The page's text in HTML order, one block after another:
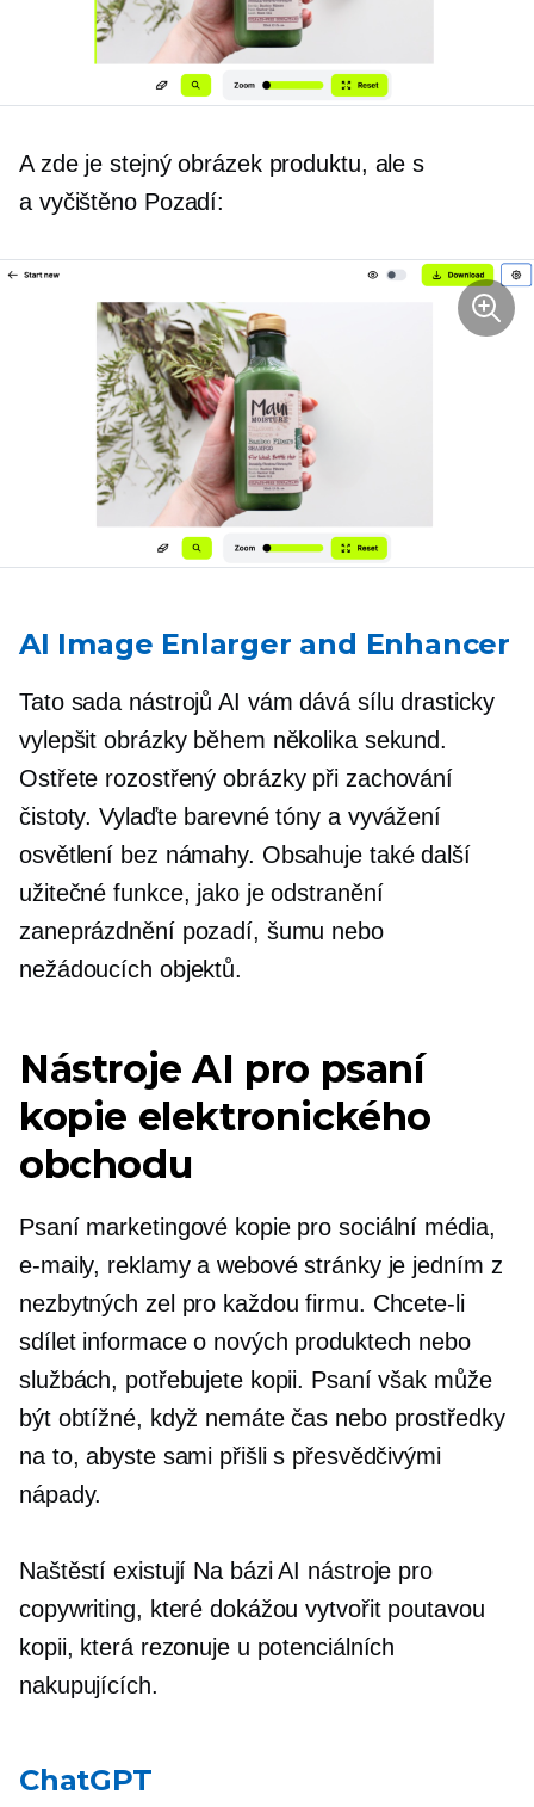
A zde je stejný obrázek produktu, ale s
a vyčištěnoPozadí:
AI Image Enlarger and Enhancer
Tato sada nástrojů AI vám dává sílu drasticky
vylepšit obrázky během několika sekund.
Ostřete rozostřený obrázky při zachování
čistoty. Vylaďte barevné tóny a vyvážení
osvětlení bez námahy. Obsahuje také další
užitečné funkce, jako je odstranění
zaneprázdnění pozadí, šumu nebo
nežádoucích objektů.
Nástroje AI pro psaní
kopie elektronického
obchodu
Psaní marketingové kopie pro sociální média,
e-maily, reklamy a webové stránky je jedním z
nezbytných zel pro každou firmu. Chcete-li
sdílet informace o nových produktech nebo
službách, potřebujete kopii. Psaní však může
být obtížné, když nemáte čas nebo prostředky
na to, abyste sami přišli s přesvědčivými
nápady.
Naštěstí existují Na bázi AI nástroje pro
copywriting, které dokážou vytvořit poutavou
kopii, která rezonuje u potenciálních
nakupujících.
ChatGPT